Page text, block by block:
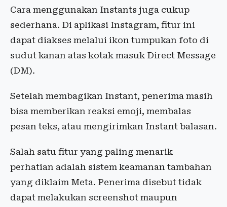
Cara menggunakan Instants juga cukup
sederhana. Di aplikasi Instagram, fitur ini
dapat diakses melalui ikon tumpukan foto di
sudut kanan atas kotak masuk Direct Message
(DM).
Setelah membagikan Instant, penerima masih
bisa memberikan reaksi emoji, membalas
pesan teks, atau mengirimkan Instant balasan.
Salah satu fitur yang paling menarik
perhatian adalah sistem keamanan tambahan
yang diklaim Meta. Penerima disebut tidak
dapat melakukan screenshot maupun